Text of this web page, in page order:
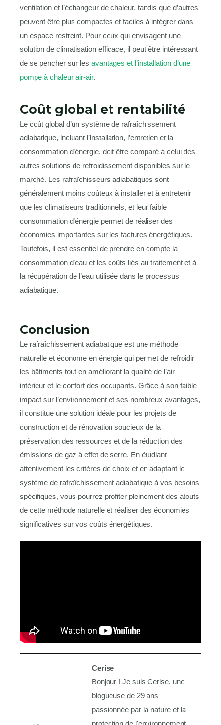
ventilation et l’échangeur de chaleur, tandis que d’autres
peuvent être plus compactes et faciles à intégrer dans
un espace restreint. Pour ceux qui envisagent une
solution de climatisation efficace, il peut être intéressant
de se pencher sur les avantages et l’installation d’une
pompe à chaleur air-air.
Coût global et rentabilité
Le coût global d’un système de rafraîchissement
adiabatique, incluant l’installation, l’entretien et la
consommation d’énergie, doit être comparé à celui des
autres solutions de refroidissement disponibles sur le
marché. Les rafraîchisseurs adiabatiques sont
généralement moins coûteux à installer et à entretenir
que les climatiseurs traditionnels, et leur faible
consommation d’énergie permet de réaliser des
économies importantes sur les factures énergétiques.
Toutefois, il est essentiel de prendre en compte la
consommation d’eau et les coûts liés au traitement et à
la récupération de l’eau utilisée dans le processus
adiabatique.
Conclusion
Le rafraîchissement adiabatique est une méthode
naturelle et économe en énergie qui permet de refroidir
les bâtiments tout en améliorant la qualité de l’air
intérieur et le confort des occupants. Grâce à son faible
impact sur l’environnement et ses nombreux avantages,
il constitue une solution idéale pour les projets de
construction et de rénovation soucieux de la
préservation des ressources et de la réduction des
émissions de gaz à effet de serre. En étudiant
attentivement les critères de choix et en adaptant le
système de rafraîchissement adiabatique à vos besoins
spécifiques, vous pourrez profiter pleinement des atouts
de cette méthode naturelle et réaliser des économies
significatives sur vos coûts énergétiques.
Cerise
Bonjour ! Je suis Cerise, une
blogueuse de 29 ans
passionnée par la nature et la
protection de l'environnement.